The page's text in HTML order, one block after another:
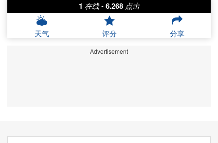
1 在线 - 6.268 点击
天气 评分 分享
Advertisement